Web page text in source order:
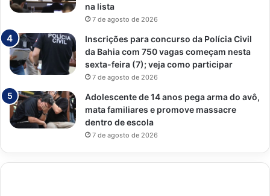
na lista
7 de agosto de 2026
Inscrições para concurso da Polícia Civil
da Bahia com 750 vagas começam nesta
sexta-feira (7); veja como participar
7 de agosto de 2026
Adolescente de 14 anos pega arma do avô,
mata familiares e promove massacre
dentro de escola
7 de agosto de 2026